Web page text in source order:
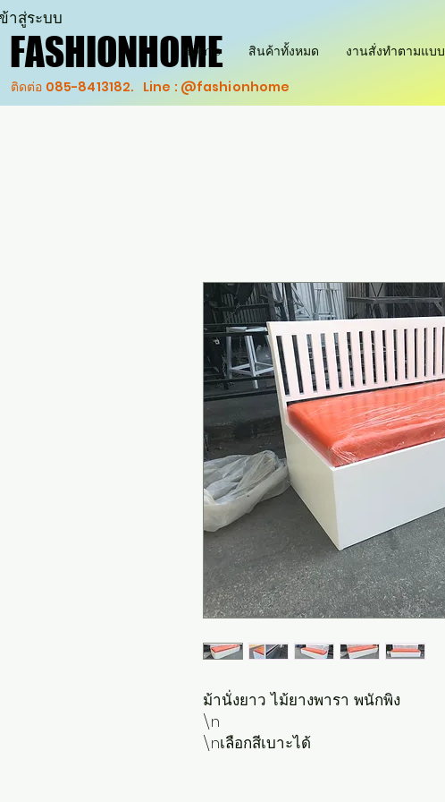
FASHIONHOME
FASHIONHOME
ติดต่อ 085-8413182. Line : @fashionhome
าสู่ระบบ
Home สินค้าทั้งหมด งานสั่งทำตามแบบ
ม้านั่งยาว ไม้ยางพารา พนักพิง
\n
\nเลือกสีเบาะได้